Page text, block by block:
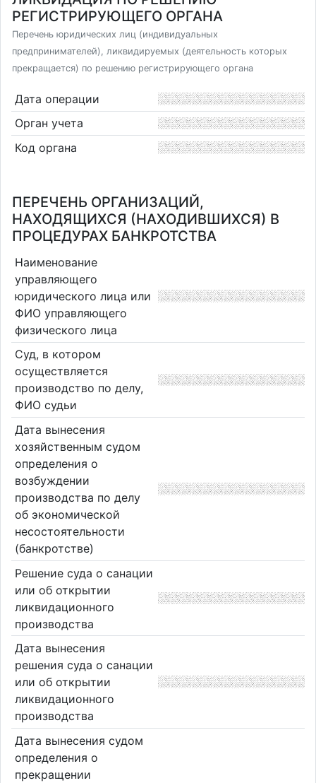
РЕГИСТРИРУЮЩЕГО ОРГАНА
Перечень юридических лиц (индивидуальных
предпринимателей), ликвидируемых (деятельность которых
прекращается) по решению регистрирующего органа
Дата операции
Орган учета
Код органа
ПЕРЕЧЕНЬ ОРГАНИЗАЦИЙ,
НАХОДЯЩИХСЯ (НАХОДИВШИХСЯ) В
ПРОЦЕДУРАХ БАНКРОТСТВА
Наименование
управляющего
юридического лица или
ФИО управляющего
физического лица
Суд, в котором
осуществляется
производство по делу,
ФИО судьи
Дата вынесения
хозяйственным судом
определения о
возбуждении
производства по делу
об экономической
несостоятельности
(банкротстве)
Решение суда о санации
или об открытии
ликвидационного
производства
Дата вынесения
решения суда о санации
или об открытии
ликвидационного
производства
Дата вынесения судом
определения о
прекращении